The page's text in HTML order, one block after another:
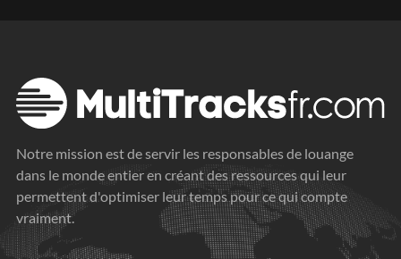
Notre mission est de servir les responsables de louange
dans le monde entier en créant des ressources qui leur
permettent d'optimiser leur temps pour ce qui compte
vraiment.